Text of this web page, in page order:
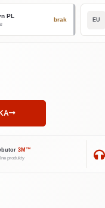
PL
brak EU
3M™
produkty